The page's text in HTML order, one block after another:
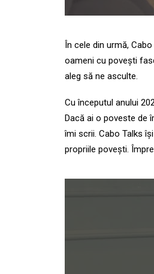
În cele din urmă,
oameni cu povești
aleg să ne asculte.
Cu începutul anului
Dacă ai o poveste de
îmi scrii. Cabo Talks
propriile povești.